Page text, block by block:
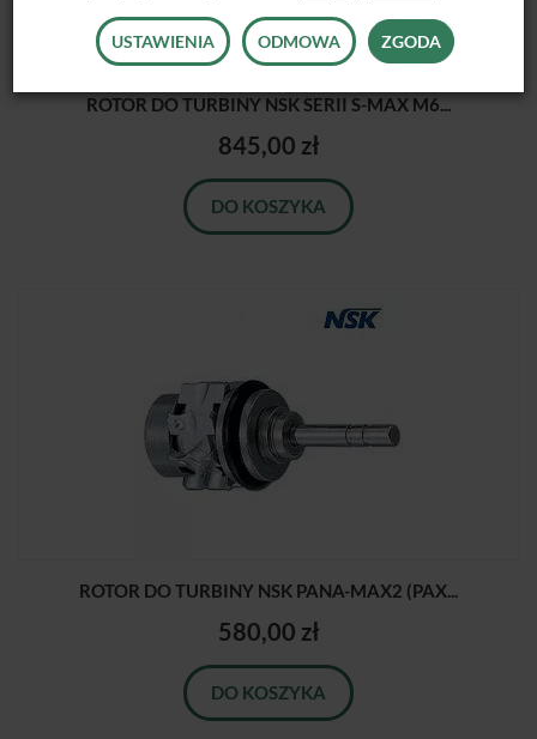
ROTOR DO TURBINY NSK SERII S-MAX M6...
845,00 zł
DO KOSZYKA
ROTOR DO TURBINY NSK PANA-MAX2 (PAX...
580,00 zł
DO KOSZYKA
USTAWIENIA ODMOWA ZGODA